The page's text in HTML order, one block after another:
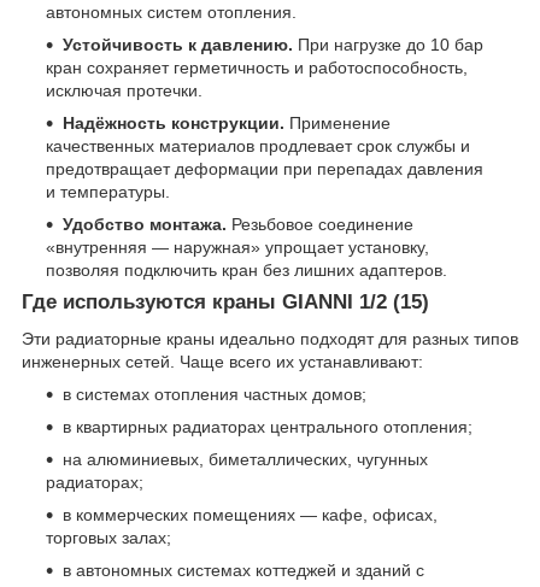
автономных систем отопления.
Устойчивость к давлению. При нагрузке до 10 бар
кран сохраняет герметичность и работоспособность,
исключая протечки.
Надёжность конструкции. Применение
качественных материалов продлевает срок службы и
предотвращает деформации при перепадах давления
и температуры.
Удобство монтажа. Резьбовое соединение
«внутренняя — наружная» упрощает установку,
позволяя подключить кран без лишних адаптеров.
Где используются краны GIANNI 1/2 (15)
Эти радиаторные краны идеально подходят для разных типов
инженерных сетей. Чаще всего их устанавливают:
в системах отопления частных домов;
в квартирных радиаторах центрального отопления;
на алюминиевых, биметаллических, чугунных
радиаторах;
в коммерческих помещениях — кафе, офисах,
торговых залах;
в автономных системах коттеджей и зданий с